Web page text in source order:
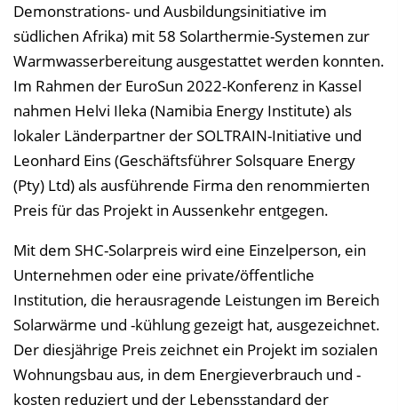
l
e
n
d
e
n
Demonstrations- und Ausbildungsinitiative im
südlichen Afrika) mit 58 Solarthermie-Systemen zur
Warmwasserbereitung ausgestattet werden konnten.
Im Rahmen der EuroSun 2022-Konferenz in Kassel
nahmen Helvi Ileka (Namibia Energy Institute) als
lokaler Länderpartner der SOLTRAIN-Initiative und
Leonhard Eins (Geschäftsführer Solsquare Energy
(Pty) Ltd) als ausführende Firma den renommierten
Preis für das Projekt in Aussenkehr entgegen.
Mit dem SHC-Solarpreis wird eine Einzelperson, ein
Unternehmen oder eine private/öffentliche
Institution, die herausragende Leistungen im Bereich
Solarwärme und -kühlung gezeigt hat, ausgezeichnet.
Der diesjährige Preis zeichnet ein Projekt im sozialen
Wohnungsbau aus, in dem Energieverbrauch und -
kosten reduziert und der Lebensstandard der